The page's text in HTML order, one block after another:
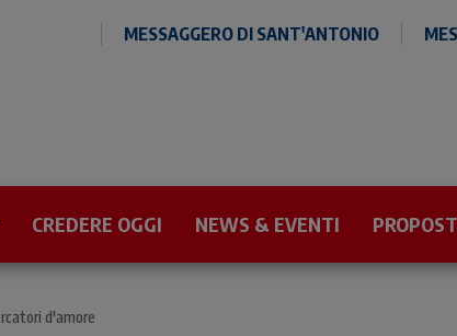
MESSAGGERO DI SANT'ANTONIO
CREDERE OGGI NEWS & EVENTI
d'amore